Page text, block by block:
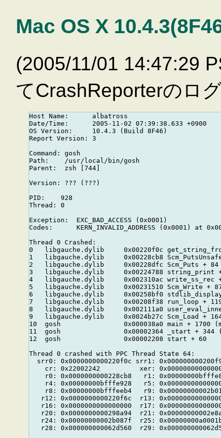
Mac OS X
(2005/11/01 14:47:29
てCrashReporterのロ
Host Name:      albatross
Date/Time:      2005-11-02 07:39:38.633 +0900
OS Version:     10.4.3 (Build 8F46)
Report Version: 3
Command: gosh
Path:    /usr/local/bin/gosh
Parent:  zsh [744]
Version: ??? (???)
PID:    928
Thread: 0
Exception:  EXC_BAD_ACCESS (0x0001)
Codes:      KERN_INVALID_ADDRESS (0x0001) at
Thread 0 Crashed:
0   libgauche.dylib     0x00220f0c
1   libgauche.dylib     0x00228cb8
2   libgauche.dylib     0x00228dfc Scm_Puts +
3   libgauche.dylib     0x00224788 string_print
4   libgauche.dylib     0x002310ac write_ss_rec
5   libgauche.dylib     0x00231510 Scm_Write +
6   libgauche.dylib     0x00258bf0
7   libgauche.dylib     0x00208f38 run_loop +
8   libgauche.dylib     0x002111a0
9   libgauche.dylib     0x0024b27c Scm_Load +
10  gosh                0x000038a0 main + 1700
11  gosh                0x00002364 _start + 344
12  gosh                0x00002208 start + 60
Thread 0 crashed with PPC Thread State 64:
srr0: 0x0000000000220f0c srr1:
cr: 0x22002242          xer:
r0: 0x0000000000228cb8   r1:
r4: 0x00000000bfffe928   r5:
r8: 0x00000000bfffeeb4   r9:
r12: 0x0000000000220f6c  r13:
r16: 0x0000000000000000  r17:
r20: 0x0000000000298a94  r21:
r24: 0x00000000002b087f  r25:
r28: 0x000000000062d560  r29: